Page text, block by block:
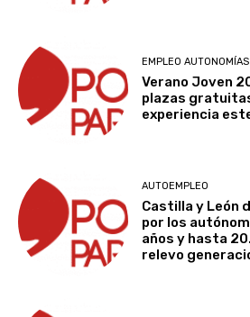
EMPLEO AUTONOMÍAS
Verano Joven
plazas
experiencia
AUTOEMPLEO
Castilla y León
por los
años y hasta
relevo